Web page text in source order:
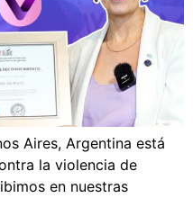
Aires, Argentina está
la violencia de
en nuestras